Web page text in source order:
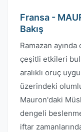
Fransa -
Bakış
Ramazan
çeşitli etkileri
aralıklı oruç
üzerindeki
Mauron'daki
dengeli
iftar